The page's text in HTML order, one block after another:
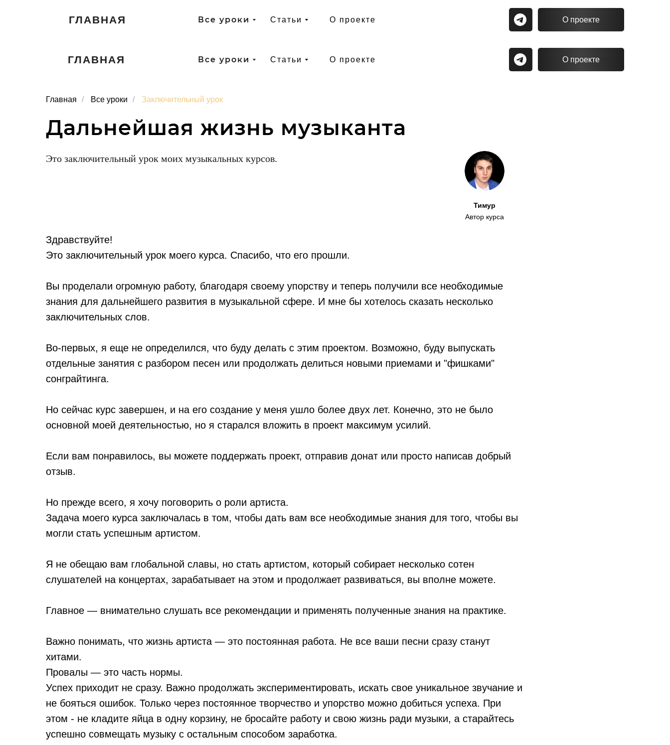
О проекте
О проекте
Статьи
Все уроки
ГЛАВНАЯ
О проекте
О проекте
Статьи
Все уроки
ГЛАВНАЯ
Главная / Все уроки / Заключительный урок
Дальнейшая жизнь музыканта
Это заключительный урок моих музыкальных курсов.
Тимур
Автор курса
Здравствуйте!
Это заключительный урок моего курса. Спасибо, что его прошли.
Вы проделали огромную работу, благодаря своему упорству и теперь получили все необходимые
знания для дальнейшего развития в музыкальной сфере. И мне бы хотелось сказать несколько
заключительных слов.
Во-первых, я еще не определился, что буду делать с этим проектом. Возможно, буду выпускать
отдельные занятия с разбором песен или продолжать делиться новыми приемами и "фишками"
сонграйтинга.
Но сейчас курс завершен, и на его создание у меня ушло более двух лет. Конечно, это не было
основной моей деятельностью, но я старался вложить в проект максимум усилий.
Если вам понравилось, вы можете поддержать проект, отправив донат или просто написав добрый
отзыв.
Но прежде всего, я хочу поговорить о роли артиста.
Задача моего курса заключалась в том, чтобы дать вам все необходимые знания для того, чтобы вы
могли стать успешным артистом.
Я не обещаю вам глобальной славы, но стать артистом, который собирает несколько сотен
слушателей на концертах, зарабатывает на этом и продолжает развиваться, вы вполне можете.
Главное — внимательно слушать все рекомендации и применять полученные знания на практике.
Важно понимать, что жизнь артиста — это постоянная работа. Не все ваши песни сразу станут
хитами.
Провалы — это часть нормы.
Успех приходит не сразу. Важно продолжать экспериментировать, искать свое уникальное звучание и
не бояться ошибок. Только через постоянное творчество и упорство можно добиться успеха. При
этом - не кладите яйца в одну корзину, не бросайте работу и свою жизнь ради музыки, а старайтесь
успешно совмещать музыку с остальным способом заработка.